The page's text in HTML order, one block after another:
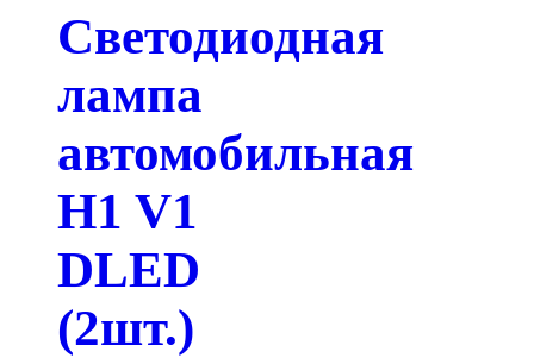
Светодиодная
лампа
автомобильная
H1 V1
DLED
(2шт.)